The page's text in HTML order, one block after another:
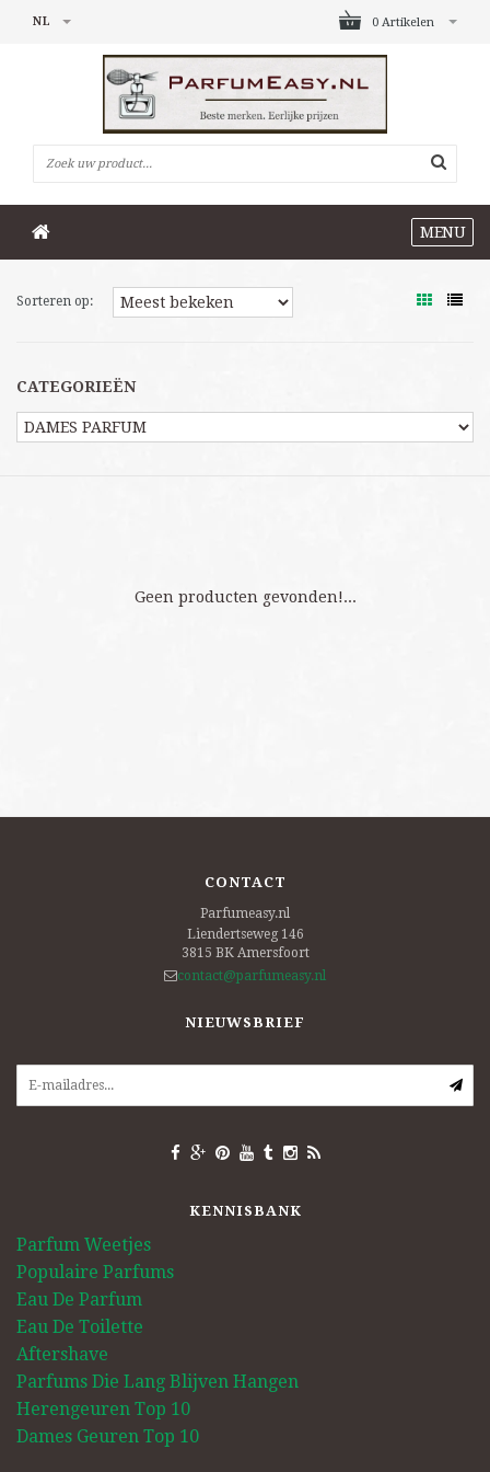
0 Artikelen
NL
MENU
Sorteren op:
CATEGORIEËN
Geen producten gevonden!...
CONTACT
Parfumeasy.nl
Liendertseweg 146
3815 BK Amersfoort
contact@parfumeasy.nl
NIEUWSBRIEF
KENNISBANK
Parfum Weetjes
Populaire Parfums
Eau De Parfum
Eau De Toilette
Aftershave
Parfums Die Lang Blijven Hangen
Herengeuren Top 10
Dames Geuren Top 10